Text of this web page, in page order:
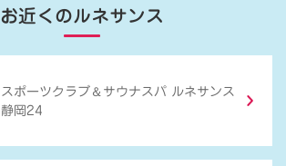
お近くのルネサンス
スポーツクラブ ＆ サウナスパ ルネサンス
静岡24